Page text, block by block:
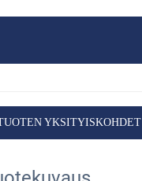
YKSITYISKOHDET